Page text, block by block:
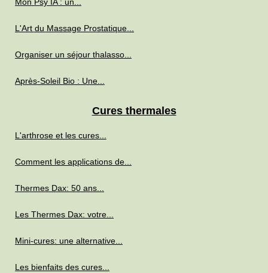
Mon Psy IA : un...
L'Art du Massage Prostatique...
Organiser un séjour thalasso...
Après-Soleil Bio : Une...
Cures thermales
L'arthrose et les cures...
Comment les applications de...
Thermes Dax: 50 ans...
Les Thermes Dax: votre...
Mini-cures: une alternative...
Les bienfaits des cures...